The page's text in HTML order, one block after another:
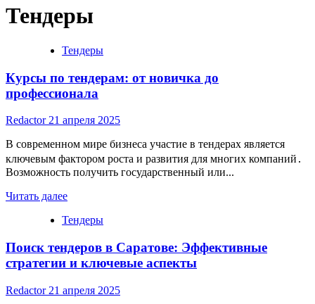
Тендеры
Тендеры
Курсы по тендерам: от новичка до
профессионала
Redactor 21 апреля 2025
В современном мире бизнеса участие в тендерах является
ключевым фактором роста и развития для многих компаний․
Возможность получить государственный или...
Читать далееRead
about
по
тендерам:
от
новичка
до
Тендеры
Поиск тендеров в Саратове: Эффективные
стратегии и ключевые аспекты
Redactor 21 апреля 2025